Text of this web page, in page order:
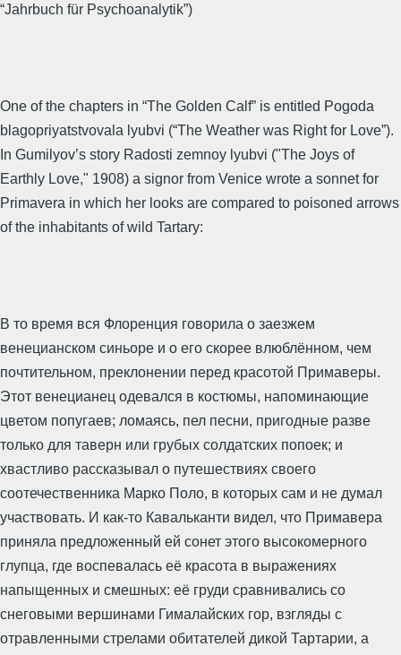
“Jahrbuch für Psychoanalytik”)
One of the chapters in “The Golden Calf” is entitled Pogoda
blagopriyatstvovala lyubvi (“The Weather was Right for Love”).
In Gumilyov’s story Radosti zemnoy lyubvi ("The Joys of
Earthly Love," 1908) a signor from Venice wrote a sonnet for
Primavera in which her looks are compared to poisoned arrows
of the inhabitants of wild Tartary:
В то время вся Флоренция говорила о заезжем
венецианском синьоре и о его скорее влюблённом, чем
почтительном, преклонении перед красотой Примаверы.
Этот венецианец одевался в костюмы, напоминающие
цветом попугаев; ломаясь, пел песни, пригодные разве
только для таверн или грубых солдатских попоек; и
хвастливо рассказывал о путешествиях своего
соотечественника Марко Поло, в которых сам и не думал
участвовать. И как-то Кавальканти видел, что Примавера
приняла предложенный ей сонет этого высокомерного
глупца, где воспевалась её красота в выражениях
напыщенных и смешных: её груди сравнивались со
снеговыми вершинами Гималайских гор, взгляды с
отравленными стрелами обитателей дикой Тартарии, а